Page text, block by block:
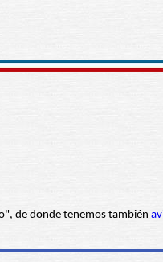
de donde tenemos también